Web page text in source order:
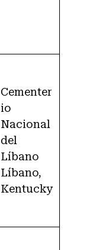
Cementer
io
Nacional
del
Líbano
Líbano,
Kentucky